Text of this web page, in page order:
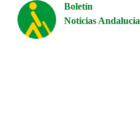
Boletín
Noticias Andalucía